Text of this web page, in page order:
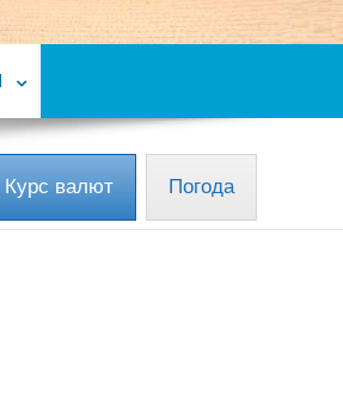
Курс валют Погода